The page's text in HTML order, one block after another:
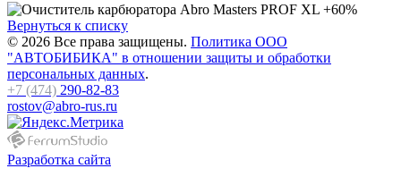
Вернуться к списку
© 2026 Все права защищены. Политика ООО
"АВТОБИБИКА" в отношении защиты и обработки
персональных данных.
+7 (474) 290-82-83
rostov@abro-rus.ru
Разработка сайта